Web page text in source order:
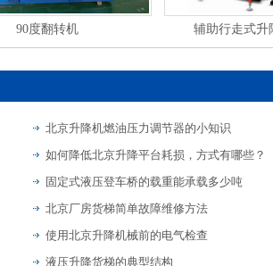
90度翻转机 辅助行走式升降机
北京升降机燃油压力调节器的小知识
如何降低北京升降平台耗损，方式有哪些？
固定式液压登车桥的载重能承载多少吨
北京厂房货梯简单故障维修方法
使用北京升降机械前的电气检查
液压升降货梯的典型结构